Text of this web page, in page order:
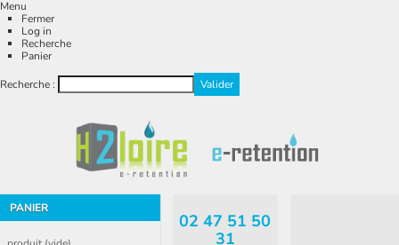
Menu
Fermer
Log in
Recherche
Panier
Recherche :
PANIER
02 47 51 50
31